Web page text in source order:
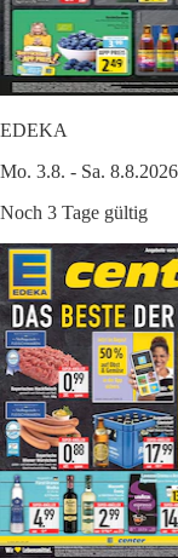
EDEKA
Mo. 3.8. - Sa. 8.8.2026
Noch 3 Tage gültig